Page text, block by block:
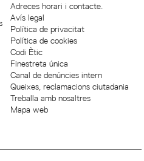
Adreces horari i contacte.
Avís legal
Política de privacitat
Política de cookies
Codi Ètic
Finestreta única
Canal de denúncies intern
Queixes, reclamacions ciutadania
Treballa amb nosaltres
Mapa web